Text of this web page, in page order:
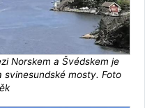
Norskem a Švédskem je
svinesundské mosty. Foto